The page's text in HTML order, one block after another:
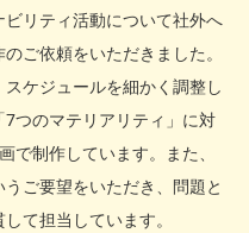
リティ活動について社外へ
ご依頼をいただきました。
ケジュールを細かく調整し
つのマテリアリティ」に対
で制作しています。また、
ご要望をいただき、問題と
て担当しています。